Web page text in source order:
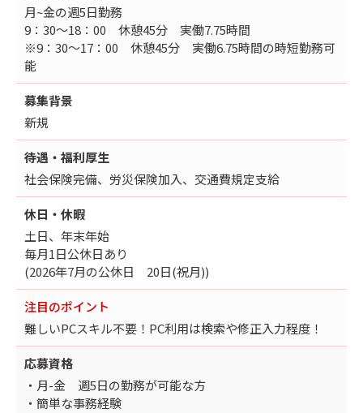
月~金の週5日勤務
9：30～18：00 休憩45分 実働7.75時間
※9：30～17：00 休憩45分 実働6.75時間の時短勤務可
能
募集背景
新規
待遇・福利厚生
社会保険完備、労災保険加入、交通費規定支給
休日・休暇
土日、年末年始
毎月1日公休日あり
(2026年7月の公休日 20日(祝月))
注目のポイント
難しいPCスキル不要！PC利用は検索や修正入力程度！
応募資格
・月-金 週5日の勤務が可能な方
・簡単な事務経験